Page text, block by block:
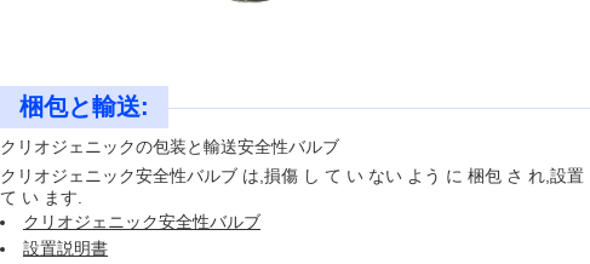
梱包と輸送:
クリオジェニックの包装と輸送安全性バルブ
クリオジェニック安全性バルブ は,損傷 し て い ない よう に 梱包 さ れ,設
て い ます.
クリオジェニック安全性バルブ
設置説明書